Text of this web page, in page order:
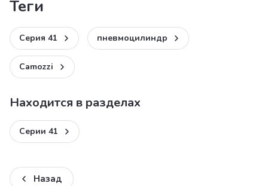
теги
Серия 41 пневмоцилиндр
Camozzi
Находится в разделах
Серии 41
Назад